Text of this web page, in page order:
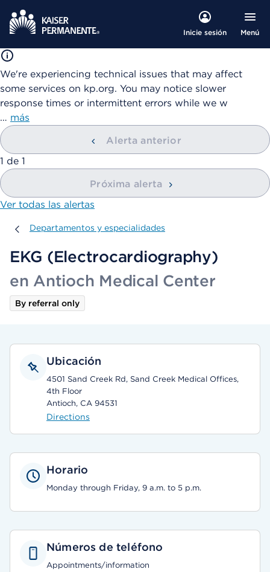
Inicie sesión Menú
We're experiencing technical issues that may affect
some services on kp.org. You may notice slower
response times or intermittent errors while we w
… más
Alerta anterior
mostrando
1 de 1
Próxima alerta
Ver todas las alertas
Departamentos y especialidades
Departamentos y especialidades
EKG (Electrocardiography)
en Antioch Medical Center
By referral only
Ubicación
4501 Sand Creek Rd, Sand Creek Medical Offices,
4th Floor
Antioch, CA 94531
Directions
Horario
Monday through Friday, 9 a.m. to 5 p.m.
Números de teléfono
Appointments/information